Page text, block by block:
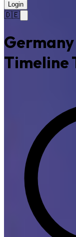
Login
🇩🇪
Timeline